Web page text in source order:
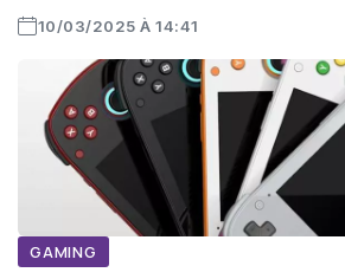
10/03/2025 À 14:41
GAMING